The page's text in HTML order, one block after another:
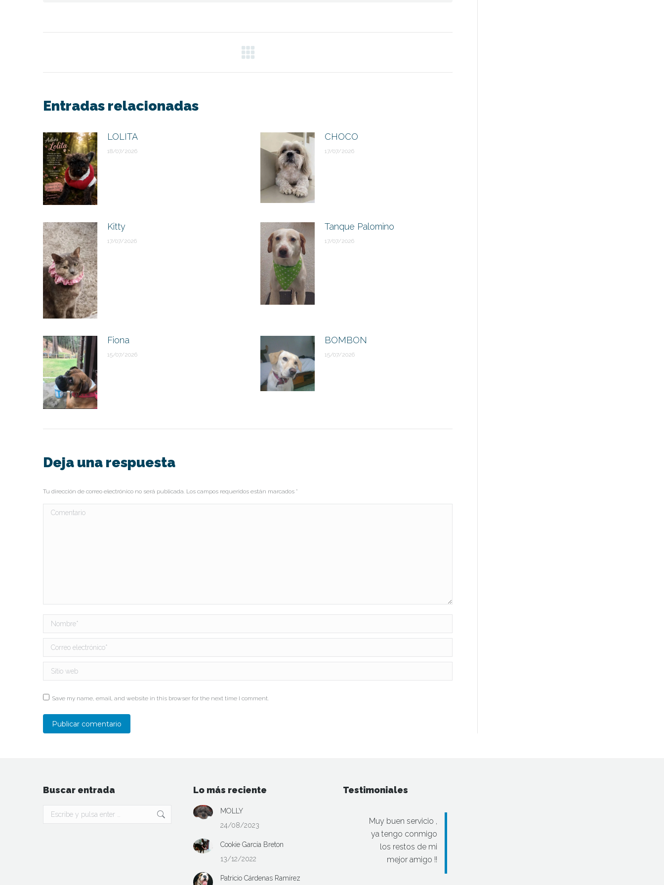
entre
publicaciones
Entradas relacionadas
LOLITA
18/07/2026
CHOCO
17/07/2026
Kitty
17/07/2026
Tanque Palomino
17/07/2026
Fiona
15/07/2026
BOMBON
15/07/2026
Deja una respuesta
Tu dirección de correo electrónico no será publicada. Los campos requeridos están marcados *
Comentario
Nombre *
Correo electrónico *
Sitio web
Save my name, email, and website in this browser for the next time I comment.
Publicar comentario
Buscar entrada
Buscar:
Lo más reciente
MOLLY
24/08/2023
Cookie García Breton
13/12/2022
Patricio Cárdenas Ramírez
Testimoniales
Muy buen servicio ,
ya tengo conmigo
los restos de mi
mejor amigo !!